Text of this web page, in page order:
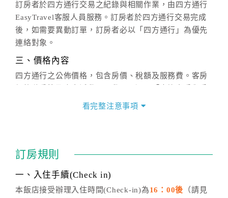
訂房者於四方通行交易之紀錄與相關作業，由四方通行
EasyTravel客服人員服務。訂房者於四方通行交易完成
後，如需要異動訂單，訂房者必以「四方通行」為優先
連絡對象。
三、價格內容
四方通行之公佈價格，包含房價、稅額及服務費。客房
價」之當日價格為標準。
話方式異動訂單。
※非客服時間之申辦異動，皆為次日計算及辦理。
五、客服時間
看完整注意事項
訂房規則
一、入住手續(Check in)
本飯店接受辦理入住時間(Check-in)為16：00後 （請見